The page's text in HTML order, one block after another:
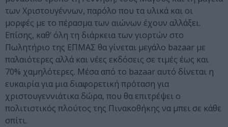
των Χριστουγέννων, παρόλο που τα υλικά και οι
μορφές με το πέρασμα των αιώνων έχουν αλλάξει.
Επίσης, καθ’ όλη τη διάρκεια των γιορτών στο
Πωλητήριο της ΕΠΜΑΣ θα γίνεται μεγάλο bazaar με
παλαιότερες αλλά και νέες εκδόσεις σε τιμές έως και
70% χαμηλότερες. Μέσα από το bazaar αυτό δίνεται η
ευκαιρία για μια διαφορετική πρόταση για
χριστουγεννιάτικα δώρα, που θα επιτρέψει ο
πολιτιστικός πλούτος της Πινακοθήκης να μπει σε κάθε
σπίτι.